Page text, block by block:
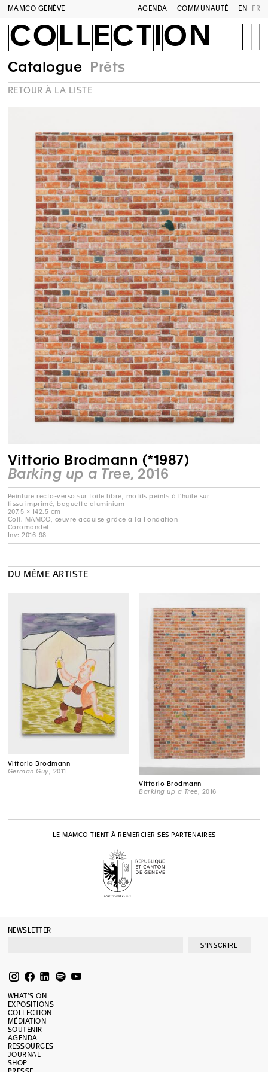
MAMCO GENÈVE AGENDA COMMUNAUTÉ EN FR
COLLECTION
Catalogue Prêts
RETOUR À LA LISTE
Vittorio Brodmann (*1987)
Barking up a Tree, 2016
Peinture recto-verso sur toile libre, motifs peints à l'huile sur
tissu imprimé, baguette aluminium
207.5 × 142.5 cm
Coll. MAMCO, œuvre acquise grâce à la Fondation
Coromandel
Inv: 2016-98
DU MÊME ARTISTE
Vittorio Brodmann
German Guy , 2011
Vittorio Brodmann
Barking up a Tree , 2016
LE MAMCO TIENT À REMERCIER SES PARTENAIRES
NEWSLETTER
S'INSCRIRE
WHAT’S ON
EXPOSITIONS
COLLECTION
MÉDIATION
SOUTENIR
AGENDA
RESSOURCES
JOURNAL
SHOP